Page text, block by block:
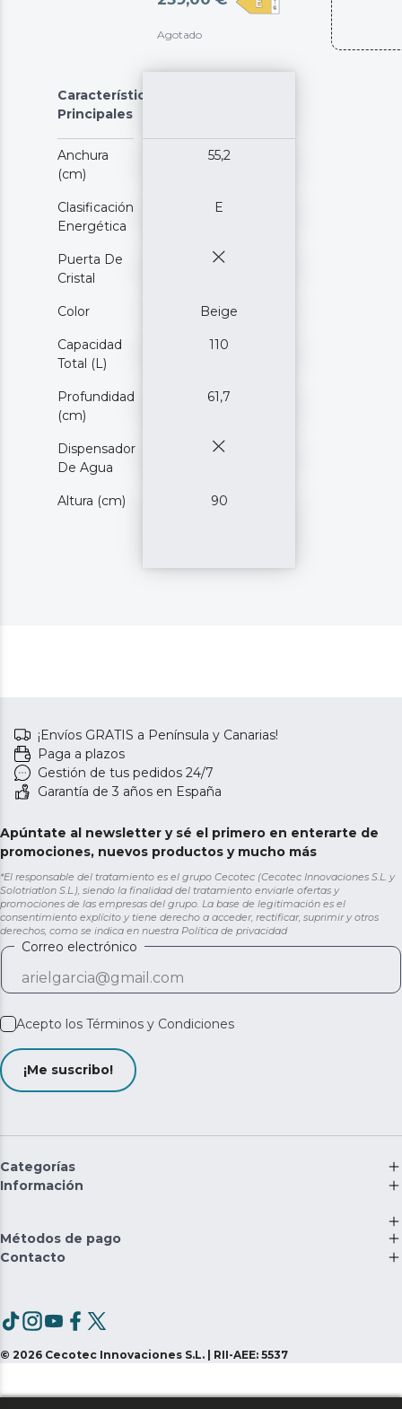
Agotado
Características
Principales
Anchura
(cm)
55,2
Clasificación
Energética
E
Puerta De
Cristal
Color Beige
Capacidad
Total (L)
110
Profundidad
(cm)
61,7
Dispensador
De Agua
Altura (cm) 90
¡Envíos GRATIS a Península y Canarias!
Paga a plazos
Gestión de tus pedidos 24/7
Garantía de 3 años en España
Apúntate al newsletter y sé el primero en enterarte de
promociones, nuevos productos y mucho más
*El responsable del tratamiento es el grupo Cecotec (Cecotec Innovaciones S.L. y
Solotriatlon S.L.), siendo la finalidad del tratamiento enviarle ofertas y
promociones de las empresas del grupo. La base de legitimación es el
consentimiento explícito y tiene derecho a acceder, rectificar, suprimir y otros
derechos, como se indica en nuestra Política de privacidad
Correo electrónico
Acepto los Términos y Condiciones
¡Me suscribo!
Categorías
Información
Métodos de pago
Contacto
© 2026 Cecotec Innovaciones S.L. | RII-AEE: 5537